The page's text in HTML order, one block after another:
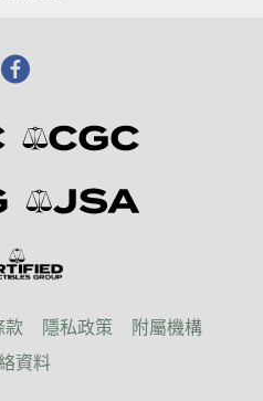
款 隱私政策
附屬機構
資料